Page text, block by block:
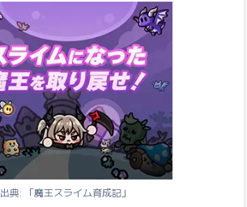
出典: 「魔王スライム育成記」